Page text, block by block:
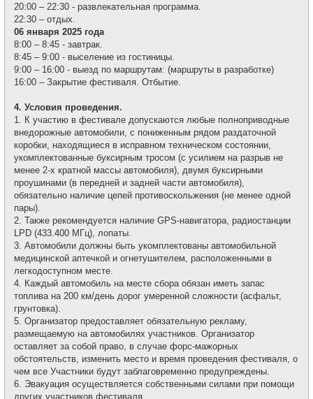
20:00 – 22:30 - развлекательная программа.
22:30 – отдых.
06 января 2025 года
8:00 – 8:45 - завтрак.
8:45 – 9:00 - выселение из гостиницы.
9:00 – 16:00 - выезд по маршрутам: (маршруты в разработке)
16:00 – Закрытие фестиваля. Отбытие.
4. Условия проведения.
1. К участию в фестивале допускаются любые полноприводные
внедорожные автомобили, с пониженным рядом раздаточной
коробки, находящиеся в исправном техническом состоянии,
укомплектованные буксирным тросом (с усилием на разрыв не
менее 2-х кратной массы автомобиля), двумя буксирными
проушинами (в передней и задней части автомобиля),
обязательно наличие цепей противоскольжения (не менее одной
пары).
2. Также рекомендуется наличие GPS-навигатора, радиостанции
LPD (433.400 МГц), лопаты.
3. Автомобили должны быть укомплектованы автомобильной
медицинской аптечкой и огнетушителем, расположенными в
легкодоступном месте.
4. Каждый автомобиль на месте сбора обязан иметь запас
топлива на 200 км/день дорог умеренной сложности (асфальт,
грунтовка).
5. Организатор предоставляет обязательную рекламу,
размещаемую на автомобилях участников. Организатор
оставляет за собой право, в случае форс-мажорных
обстоятельств, изменить место и время проведения фестиваля, о
чем все Участники будут заблаговременно предупреждены.
6. Эвакуация осуществляется собственными силами при помощи
других участников фестиваля.